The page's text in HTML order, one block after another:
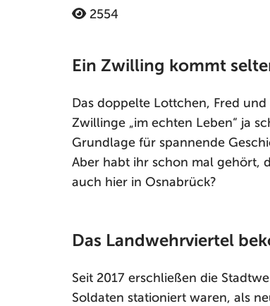
2554
Ein Zwilling kommt
Das doppelte Lottchen, Fred
Zwillinge „im echten Leben“ ja
Grundlage für spannende
Aber habt ihr schon mal gehört,
auch hier in Osnabrück?
Das Landwehrviertel
Seit 2017 erschließen die
Soldaten stationiert waren, als